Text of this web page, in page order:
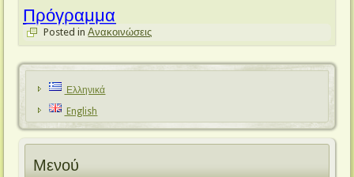
Πρόγραμμα
Posted in Ανακοινώσεις
Ελληνικά
English
Μενού